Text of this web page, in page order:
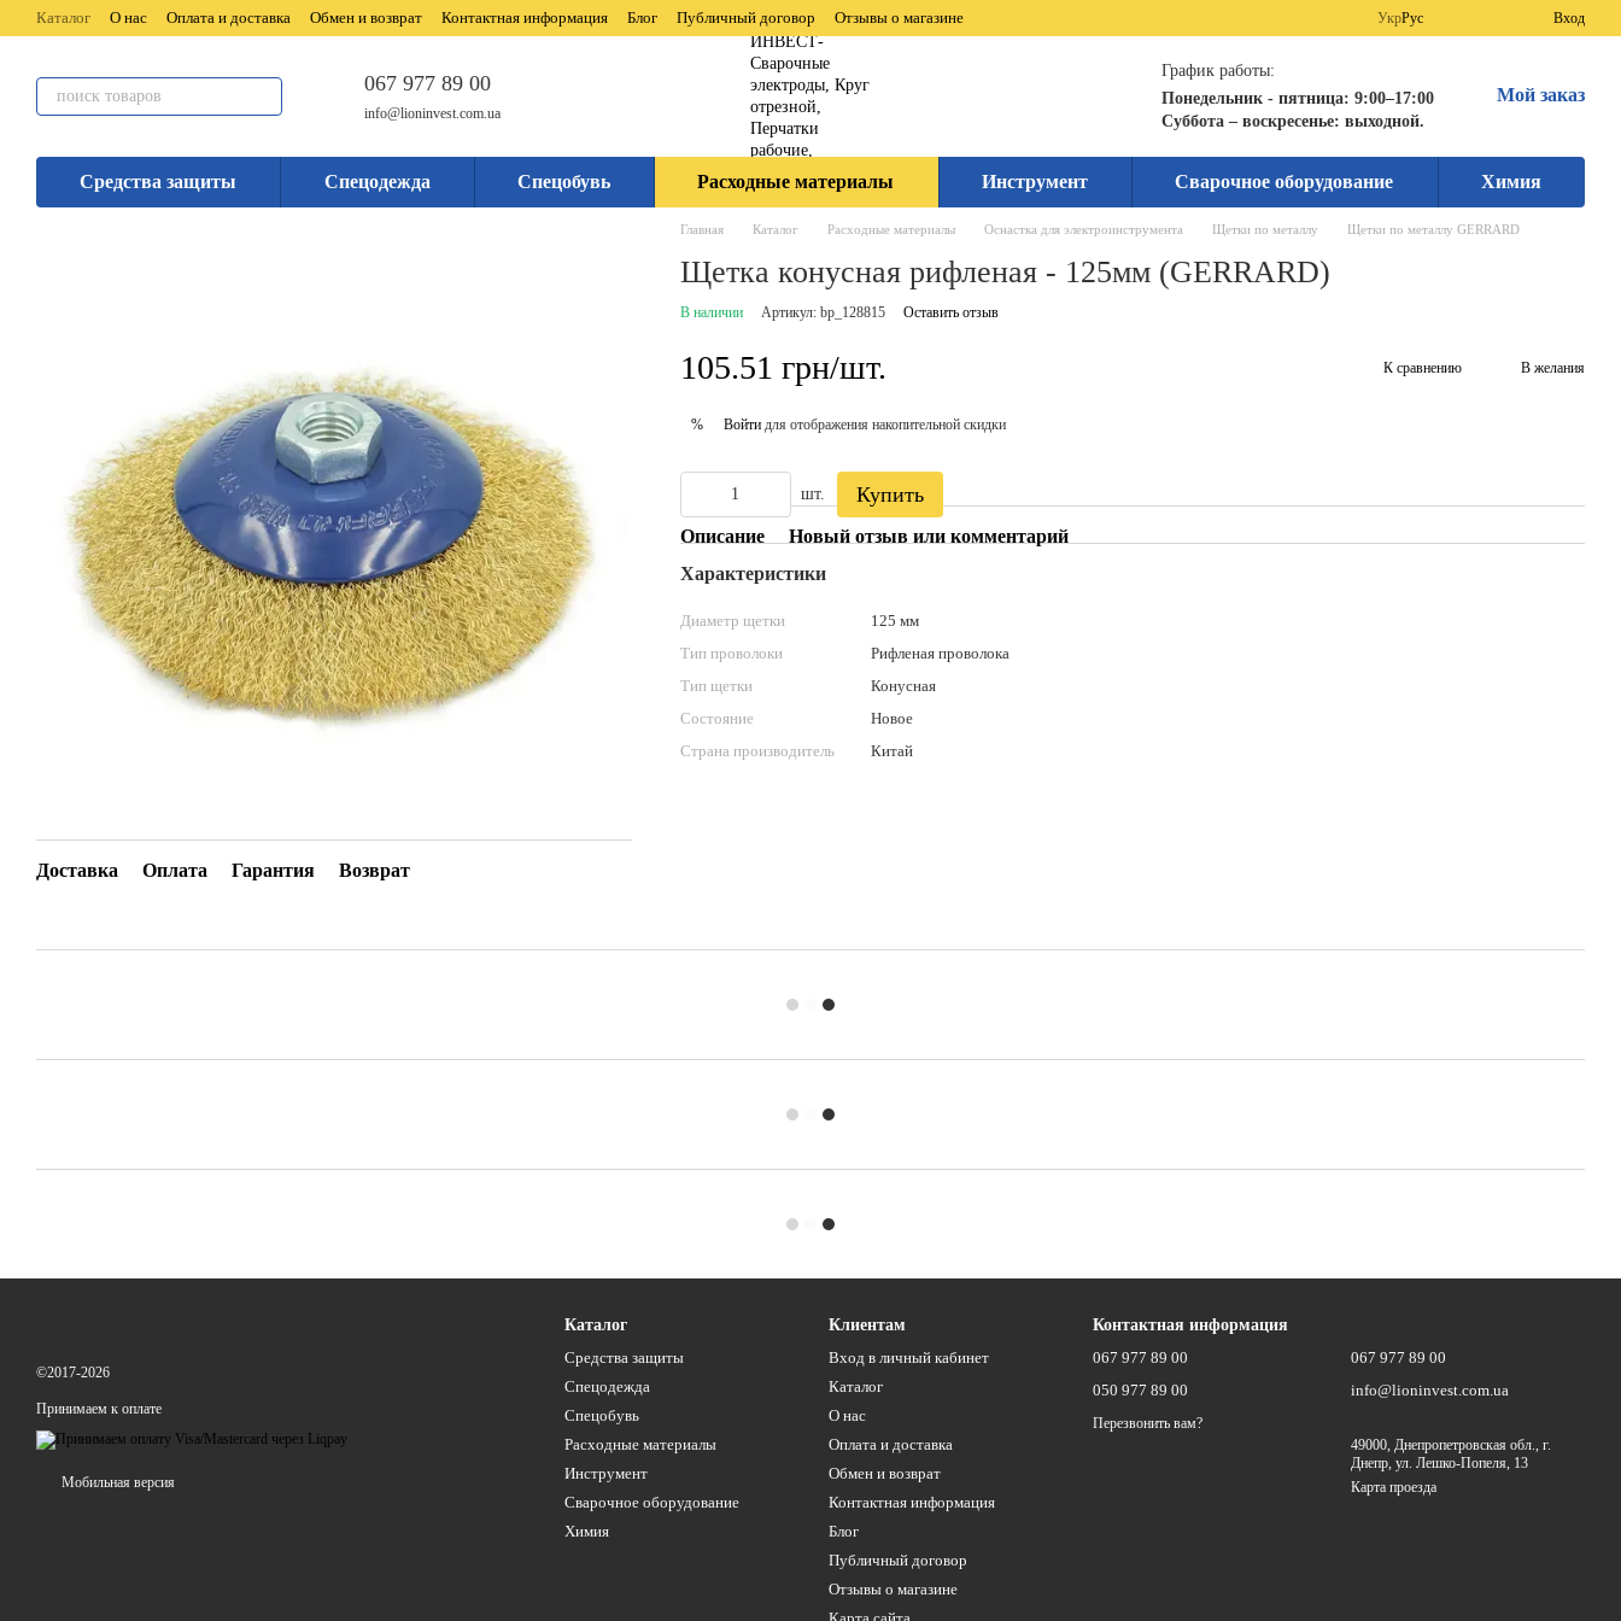
Перейти к основному контенту
Каталог О нас Оплата и доставка Обмен и возврат Контактная информация Блог Публичный договор Отзывы о магазине УкрРус Вход
067 977 89 00
info@lioninvest.com.ua
График работы:
Понедельник - пятница: 9:00–17:00
Суббота – воскресенье: выходной.
Мой заказ
Средства защиты Спецодежда Спецобувь Расходные материалы Инструмент Сварочное оборудование Химия
Доставка Оплата Гарантия Возврат
Главная Каталог Расходные материалы Оснастка для электроинструмента Щетки по металлу Щетки по металлу GERRARD
Щетка конусная рифленая - 125мм (GERRARD)
В наличии Артикул: bp_128815 Оставить отзыв
105.51 грн/шт. К сравнению В желания
% Войтидля отображения накопительной скидки
шт. Купить
Описание
Новый отзыв или комментарий
Характеристики
Диаметр щетки
125 мм
Тип проволоки
Рифленая проволока
Тип щетки
Конусная
Состояние
Новое
Страна производитель
Китай
©2017-2026
Принимаем к оплате
Мобильная версия
Каталог
Средства защиты
Спецодежда
Спецобувь
Расходные материалы
Инструмент
Сварочное оборудование
Химия
Клиентам
Вход в личный кабинет
Каталог
О нас
Оплата и доставка
Обмен и возврат
Контактная информация
Блог
Публичный договор
Отзывы о магазине
Контактная информация
067 977 89 00
050 977 89 00
Перезвонить вам?
067 977 89 00
info@lioninvest.com.ua
49000, Днепропетровская обл., г.
Днепр, ул. Лешко-Попеля, 13
Карта проезда